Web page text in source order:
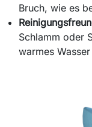
Bruch, wie es
Schlamm oder
warmes